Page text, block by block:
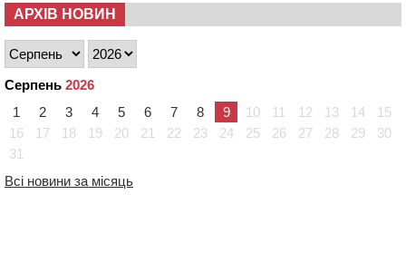
АРХІВ НОВИН
Серпень 2026
1
2 3 4 5 6 7 8 9 10 11 12 13 14
15
16
17 18 19 20 21 22 23 24 25 26 27 28 29
30
31
Всі новини за місяць